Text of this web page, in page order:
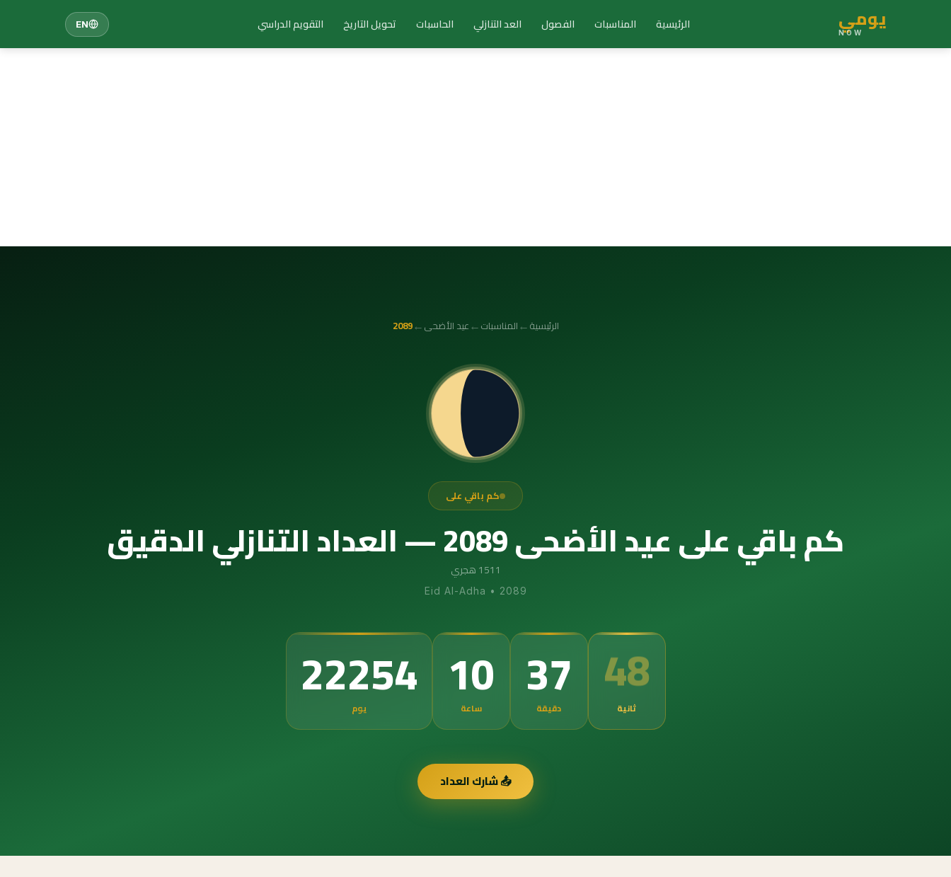
يومي
NOW الرئيسية المناسبات الفصول العد التنازلي الحاسبات تحويل التاريخ التقويم الدراسي EN
الرئيسية←المناسبات←عيد الأضحى←
2089
كم باقي على
كم باقي على عيد الأضحى 2089 — العداد التنازلي الدقيق
1511 هجري
Eid Al-Adha • 2089
22254
يوم 10
ساعة 37
دقيقة 47
ثانية
📤 شارك العداد